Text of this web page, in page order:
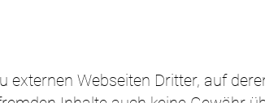
externen Webseiten Dritter, auf